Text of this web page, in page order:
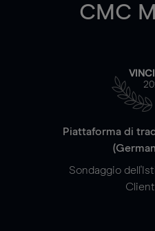
CMC
Piattaforma di
Sondaggio